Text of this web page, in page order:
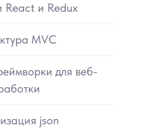
React и Redux
MVC
для веб-
json